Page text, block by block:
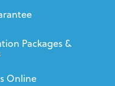
Packages &
Online